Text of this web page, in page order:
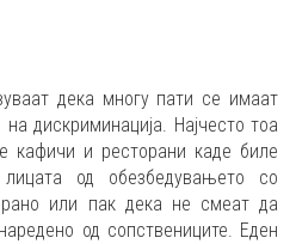
дека многу пати се имаат
дискриминација. Најчесто тоа
кафичи и ресторани каде биле
од обезбедувањето со
или пак дека не смеат да
од сопствениците. Еден